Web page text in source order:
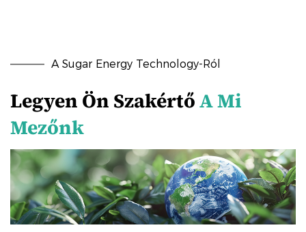
A Sugar Energy Technology-Ról
Legyen Ön SzakértőA Mi
Mezőnk